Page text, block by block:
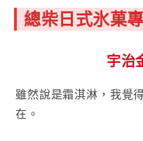
總柴日式氷菓
宇治
雖然說是霜淇淋，我覺
在。